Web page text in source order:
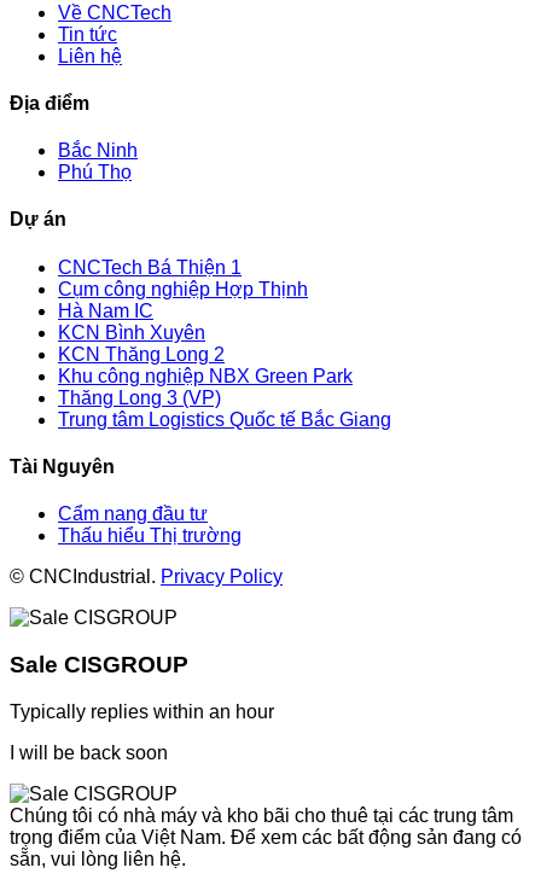
Về CNCTech
Tin tức
Liên hệ
Địa điểm
Bắc Ninh
Phú Thọ
Dự án
CNCTech Bá Thiện 1
Cụm công nghiệp Hợp Thịnh
Hà Nam IC
KCN Bình Xuyên
KCN Thăng Long 2
Khu công nghiệp NBX Green Park
Thăng Long 3 (VP)
Trung tâm Logistics Quốc tế Bắc Giang
Tài Nguyên
Cẩm nang đầu tư
Thấu hiểu Thị trường
© CNCIndustrial. Privacy Policy
Sale CISGROUP
Typically replies within an hour
I will be back soon
Chúng tôi có nhà máy và kho bãi cho thuê tại các trung tâm
trọng điểm của Việt Nam. Để xem các bất động sản đang có
sẵn, vui lòng liên hệ.